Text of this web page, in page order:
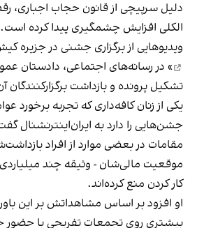
دلیل سرپیچی از قانون حجاب اجباری،
الکلی افزایش چشمگیری پیدا کرده است.
ویدیوهایی از برگزاری جشنی در جزیره
» در رسانه‌های اجتماعی، دادستان
تشکیل پرونده و بازداشت برگزارکنندگان
یکی از زنان کافه‌داری که تجربه برخورد
جشن‌هایی را دارد به ایران‌اینترنشنال
مقامات در بعضی موارد از افراد
موقعیت مالی‌شان - وثیقه چند میلیاردی
کار کردن منع کرده‌اند.
او افزود بر اساس مشاهداتش بر این
بیشتری روی تجمعات تفریحی با حضور